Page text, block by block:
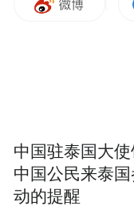
用力诠释了学
中国驻泰国大
中国公民来泰
动的提醒